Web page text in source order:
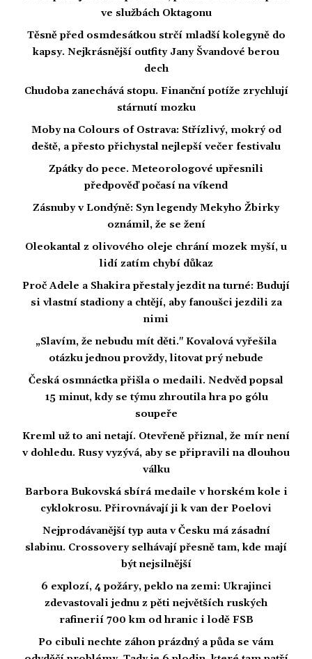
ve službách Oktagonu
Těsně před osmdesátkou strčí mladší kolegyně do
kapsy. Nejkrásnější outfity Jany Švandové berou
dech
Chudoba zanechává stopu. Finanční potíže zrychlují
stárnutí mozku
Moby na Colours of Ostrava: Střízlivý, mokrý od
deště, a přesto přichystal nejlepší večer festivalu
Zpátky do pece. Meteorologové upřesnili
předpověď počasí na víkend
Zásnuby v Londýně: Syn legendy Mekyho Žbirky
oznámil, že se žení
Oleokantal z olivového oleje chrání mozek myší, u
lidí zatím chybí důkaz
Proč Adele a Shakira přestaly jezdit na turné: Budují
si vlastní stadiony a chtějí, aby fanoušci jezdili za
nimi
„Slavím, že nebudu mít děti." Kovalová vyřešila
otázku jednou provždy, litovat prý nebude
Česká osmnáctka přišla o medaili. Nedvěd popsal
15 minut, kdy se týmu zhroutila hra po gólu
soupeře
Kreml už to ani netají. Otevřeně přiznal, že mír není
v dohledu. Rusy vyzývá, aby se připravili na dlouhou
válku
Barbora Bukovská sbírá medaile v horském kole i
cyklokrosu. Přirovnávají ji k van der Poelovi
Nejprodávanější typ auta v Česku má zásadní
slabinu. Crossovery selhávají přesně tam, kde mají
být nejsilnější
6 explozí, 4 požáry, peklo na zemi: Ukrajinci
zdevastovali jednu z pěti největších ruských
rafinerií 700 km od hranic i lodě FSB
Po cibuli nechte záhon prázdný a půda se vám